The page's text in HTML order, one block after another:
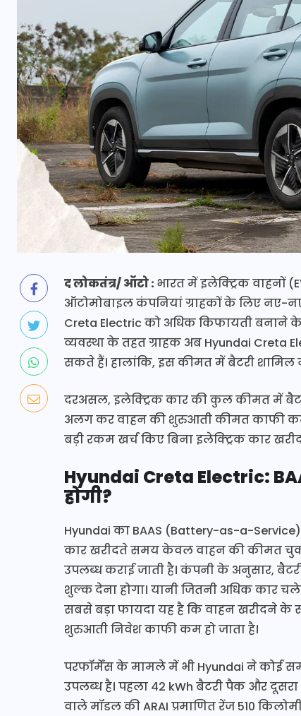
द लोकतंत्र/ ऑटो :भारत में इलेक्ट्रिक वाहनों
ऑटोमोबाइल कंपनियां ग्राहकों के लिए नए-
Creta Electric को अधिक किफायती बनाने
व्यवस्था के तहत ग्राहक अब Hyundai
सकते हैं। हालांकि, इस कीमत में बैटरी शामिल
दरअसल, इलेक्ट्रिक कार की कुल कीमत में
अलग कर वाहन की शुरुआती कीमत काफी कम
बड़ी रकम खर्च किए बिना इलेक्ट्रिक कार
Hyundai Creta Electric:
होगी?
Hyundai का BAAS (Battery-as-a-
कार खरीदते समय केवल वाहन की कीमत
उपलब्ध कराई जाती है। कंपनी के अनुसार,
शुल्क देना होगा। यानी जितनी अधिक कार
सबसे बड़ा फायदा यह है कि वाहन खरीदने के
शुरुआती निवेश काफी कम हो जाता है।
परफॉर्मेंस के मामले में भी Hyundai ने कोई
उपलब्ध है। पहला 42 kWh बैटरी पैक और
वाले मॉडल की ARAI प्रमाणित रेंज 510